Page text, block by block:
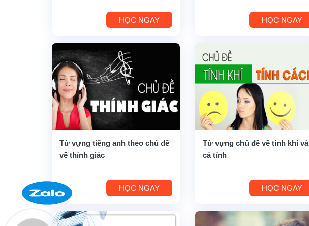
HỌC NGAY HỌC NGAY
Từ vựng tiếng anh theo chủ đề
về thính giác
HỌC NGAY
Từ vựng chủ đề về tính khí và
cá tính
HỌC NGAY